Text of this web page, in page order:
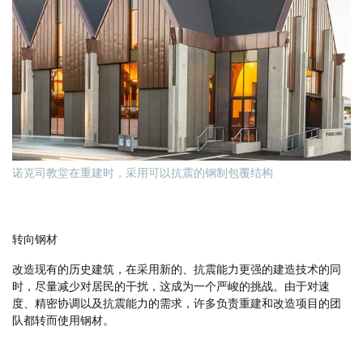
诺克司教堂在重建时，采用可以抗震的钢制包覆结构
转向钢材
改造现有的历史建筑，在采用新的、抗震能力更强的建造技术的同
时，尽量减少对居民的干扰，这成为一个严峻的挑战。由于对速
度、精密协调以及抗震能力的需求，许多负责重建和改造项目的团
队都转而使用钢材。